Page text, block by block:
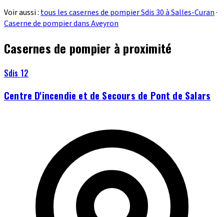
Voir aussi : tous les casernes de pompier Sdis 30 à Salles-Curan·
Caserne de pompier dans Aveyron
Casernes de pompier à proximité
Sdis 12
Centre D'incendie et de Secours de Pont de Salars